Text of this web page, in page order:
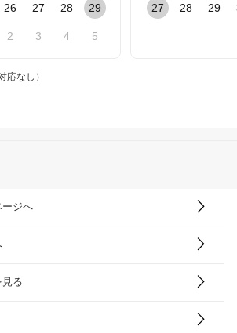
26 27 28 29
2 3 4 5
27 28 29
応なし）
ージへ
る